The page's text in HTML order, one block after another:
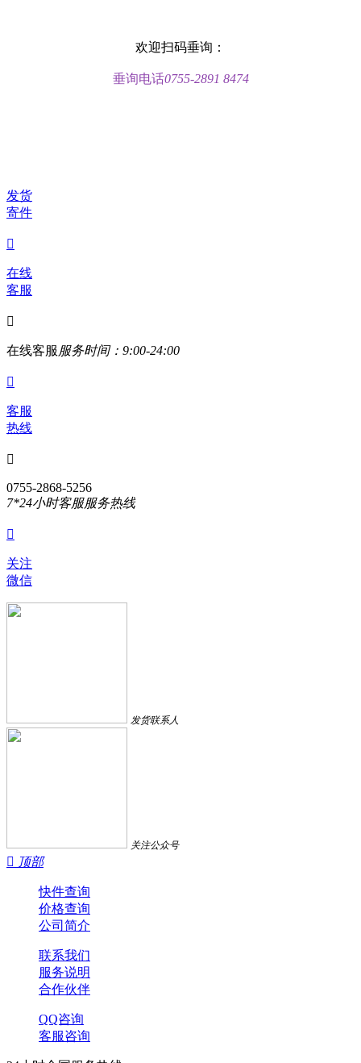
欢迎扫码垂询：
垂询电话0755-2891 8474
发货
寄件

在线
客服

在线客服 服务时间：9:00-24:00

客服
热线

0755-2868-5256
7*24小时客服服务热线

关注
微信
发货联系人
关注公众号
 顶部
快件查询
价格查询
公司简介
联系我们
服务说明
合作伙伴
QQ咨询
客服咨询